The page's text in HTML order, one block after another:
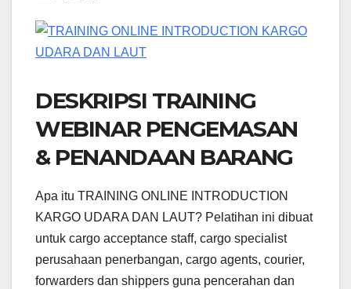
DESKRIPSI TRAINING
WEBINAR PENGEMASAN
& PENANDAAN BARANG
Apa itu TRAINING ONLINE INTRODUCTION
KARGO UDARA DAN LAUT? Pelatihan ini dibuat
untuk cargo acceptance staff, cargo specialist
perusahaan penerbangan, cargo agents, courier,
forwarders dan shippers guna pencerahan dan